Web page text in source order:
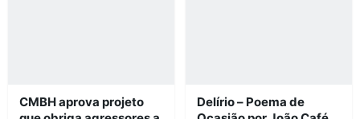
CMBH aprova projeto
Delírio – Poema de